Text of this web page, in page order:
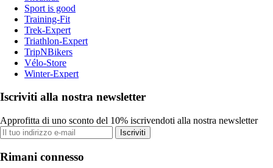
Sport is good
Training-Fit
Trek-Expert
Triathlon-Expert
TripNBikers
Vélo-Store
Winter-Expert
Iscriviti alla nostra newsletter
Approfitta di uno sconto del 10% iscrivendoti alla nostra newsletter
Iscriviti
Rimani connesso